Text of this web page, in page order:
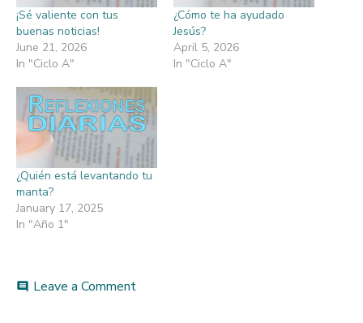
¡Sé valiente con tus
buenas noticias!
June 21, 2026
In "Ciclo A"
¿Cómo te ha ayudado
Jesús?
April 5, 2026
In "Ciclo A"
¿Quién está levantando tu
manta?
January 17, 2025
In "Año 1"
comment Leave a Commenton